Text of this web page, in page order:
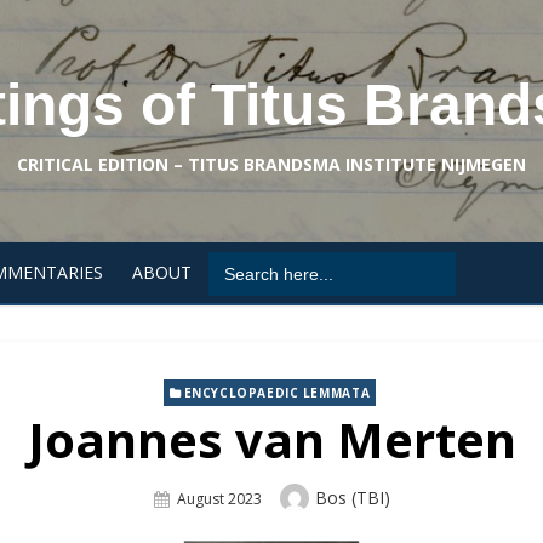
of Titus
CRITICAL EDITION – TITUS BRANDSMA INSTITUTE NIJMEGEN
ABOUT Search
for:
ENCYCLOPAEDIC LEMMATA
Joannes van Merten
Posted
August 2023 Author
Bos (TBI)